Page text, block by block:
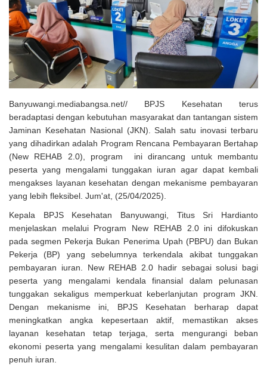
Uji Coba Program NADI JKN
Banyuwangi.mediabangsa.net// BPJS Kesehatan terus
beradaptasi dengan kebutuhan masyarakat dan tantangan sistem
Jaminan Kesehatan Nasional (JKN). Salah satu inovasi terbaru
yang dihadirkan adalah Program Rencana Pembayaran Bertahap
(New REHAB 2.0), program ini dirancang untuk membantu
peserta yang mengalami tunggakan iuran agar dapat kembali
mengakses layanan kesehatan dengan mekanisme pembayaran
yang lebih fleksibel. Jum'at, (25/04/2025).
Kepala BPJS Kesehatan Banyuwangi, Titus Sri Hardianto
menjelaskan melalui Program New REHAB 2.0 ini difokuskan
pada segmen Pekerja Bukan Penerima Upah (PBPU) dan Bukan
Pekerja (BP) yang sebelumnya terkendala akibat tunggakan
pembayaran iuran. New REHAB 2.0 hadir sebagai solusi bagi
peserta yang mengalami kendala finansial dalam pelunasan
tunggakan sekaligus memperkuat keberlanjutan program JKN.
Dengan mekanisme ini, BPJS Kesehatan berharap dapat
meningkatkan angka kepesertaan aktif, memastikan akses
layanan kesehatan tetap terjaga, serta mengurangi beban
ekonomi peserta yang mengalami kesulitan dalam pembayaran
penuh iuran.